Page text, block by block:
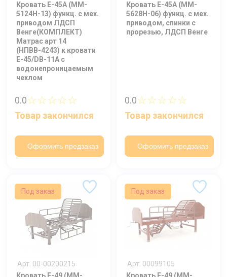
Кровать E-45А (MM-
5124Н-13) функц. c мех.
приводом ЛДСП
Венге(КОМПЛЕКТ)
Матрас арт 14
(НПВВ-4243) к кровати
Е-45/DB-11А с
водонепроницаемым
чехлом
0.0☆☆☆☆☆
Товар закончился
Оформить предзаказ
Кровать E-45А (MM-
5628Н-06) функц. c мех.
приводом, спинки с
прорезью, ЛДСП Венге
0.0☆☆☆☆☆
Товар закончился
Оформить предзаказ
Под заказ
Арт. 00-00200215
Кровать E-49 (MM-
Под заказ
Арт. 00099105
Кровать E-49 (MM-
Ваше имя
Номер телефона